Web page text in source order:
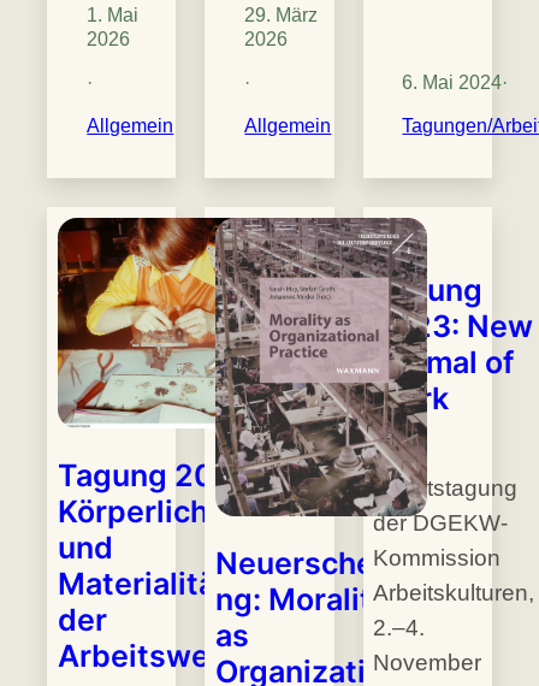
1. Mai
2026
·
Allgemein
29. März
2026
·
Allgemein
6. Mai 2024·
Tagungen/
Tagung 2025:
Körperlichkeit
und
Materialität in
der
Arbeitswelt
Neuerscheinu
ng: Morality
as
Organizational
Tagung
2023: New
Normal of
Work
20.
Arbeitstagung
der DGEKW-
Kommission
Arbeitskulturen,
2.–4.
November